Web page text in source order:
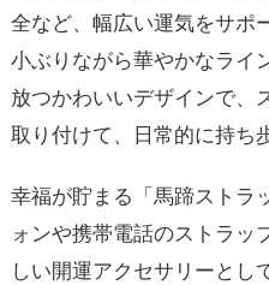
全など、幅広い運気をサポ
小ぶりながら華やかなライ
放つかわいいデザインで、
取り付けて、日常的に持ち
幸福が貯まる「馬蹄ストラ
ォンや携帯電話のストラッ
しい開運アクセサリーとし